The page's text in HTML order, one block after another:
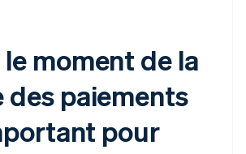
moment de la
des paiements
pour